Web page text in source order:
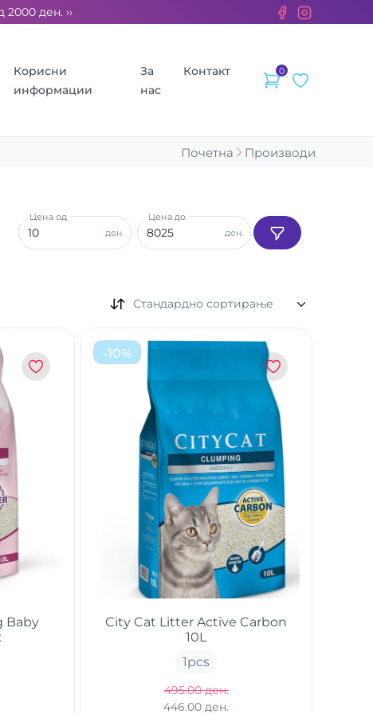
››› 2% од секоја сметка се донираат за бездомните
Корисни
информации
За
нас
Контакт 0
Почетна Производи
ден.
Цена од
ден.
Цена до
Стандардно сортирање
Baby
-10%
City Cat Litter Active Carbon
10L
1pcs
495.00 ден.
446.00 ден.